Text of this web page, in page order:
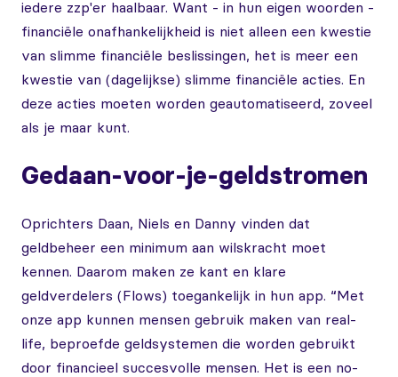
iedere zzp'er haalbaar. Want - in hun eigen woorden -
financiële onafhankelijkheid is niet alleen een kwestie
van slimme financiële beslissingen, het is meer een
kwestie van (dagelijkse) slimme financiële acties. En
deze acties moeten worden geautomatiseerd, zoveel
als je maar kunt.
Gedaan-voor-je-geldstromen
Oprichters Daan, Niels en Danny vinden dat
geldbeheer een minimum aan wilskracht moet
kennen. Daarom maken ze kant en klare
geldverdelers (Flows) toegankelijk in hun app. “Met
onze app kunnen mensen gebruik maken van real-
life, beproefde geldsystemen die worden gebruikt
door financieel succesvolle mensen. Het is een no-